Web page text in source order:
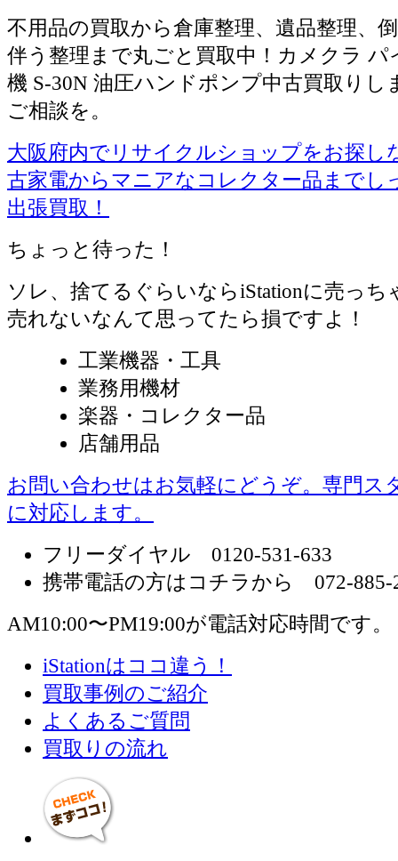
不用品の買取から倉庫整理、遺品整理、
伴う整理まで丸ごと買取中！カメクラ パ
機 S-30N 油圧ハンドポンプ中古買取りし
ご相談を。
大阪府内でリサイクルショップをお探し
古家電からマニアなコレクター品までし
出張買取！
ちょっと待った！
ソレ、捨てるぐらいならiStationに売っち
売れないなんて思ってたら損ですよ！
工業機器・工具
業務用機材
楽器・コレクター品
店舗用品
お問い合わせはお気軽にどうぞ。専門ス
に対応します。
フリーダイヤル 0120-531-633
携帯電話の方はコチラから 072-885-
AM10:00〜PM19:00が電話対応時間です。
iStationはココ違う！
買取事例のご紹介
よくあるご質問
買取りの流れ